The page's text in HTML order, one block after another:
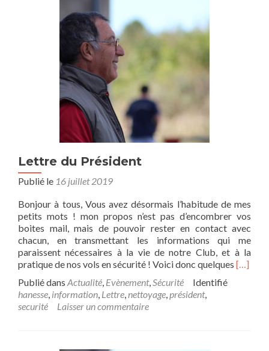
d
e
Lettre du Président
Publié le 16 juillet 2019
Bonjour à tous, Vous avez désormais l’habitude de mes
petits mots ! mon propos n’est pas d’encombrer vos
boites mail, mais de pouvoir rester en contact avec
chacun, en transmettant les informations qui me
paraissent nécessaires à la vie de notre Club, et à la
pratique de nos vols en sécurité ! Voici donc quelques E[…]
Publié dans Actualité, Evènement,Sécurité
Identifié
hanesse, information, Lettre,nettoyage,président,
securité
Laisser un commentaire